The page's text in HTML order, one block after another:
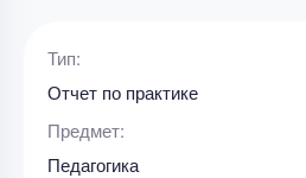
Тип:
Отчет по практике
Предмет:
Педагогика